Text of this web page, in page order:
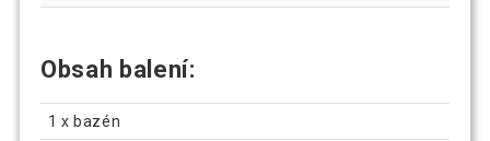
Obsah balení:
1 x bazén